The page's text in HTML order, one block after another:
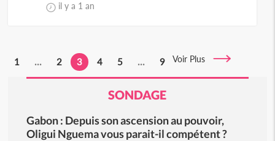
il y a 1 an
1 ... 2 3 4 5 ... 9 Voir Plus
SONDAGE
Gabon : Depuis son ascension au pouvoir,
Oligui Nguema vous parait-il compétent ?